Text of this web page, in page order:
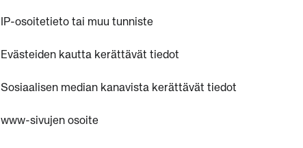
IP-osoitetieto tai muu tunniste
Evästeiden kautta kerättävät tiedot
Sosiaalisen median kanavista kerättävät tiedot
www-sivujen osoite